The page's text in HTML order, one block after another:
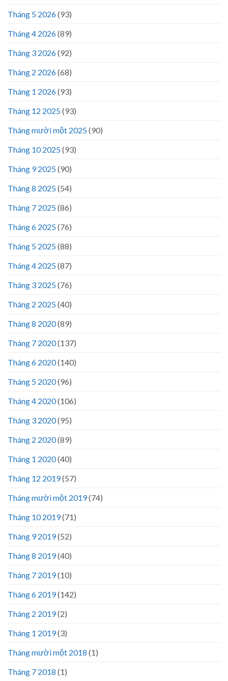
Tháng 5 2026(93)
Tháng 4 2026(89)
Tháng 3 2026(92)
Tháng 2 2026(68)
Tháng 1 2026(93)
Tháng 12 2025(93)
Tháng mười một 2025(90)
Tháng 10 2025(93)
Tháng 9 2025(90)
Tháng 8 2025(54)
Tháng 7 2025(86)
Tháng 6 2025(76)
Tháng 5 2025(88)
Tháng 4 2025(87)
Tháng 3 2025(76)
Tháng 2 2025(40)
Tháng 8 2020(89)
Tháng 7 2020(137)
Tháng 6 2020(140)
Tháng 5 2020(96)
Tháng 4 2020(106)
Tháng 3 2020(95)
Tháng 2 2020(89)
Tháng 1 2020(40)
Tháng 12 2019(57)
Tháng mười một 2019(74)
Tháng 10 2019(71)
Tháng 9 2019(52)
Tháng 8 2019(40)
Tháng 7 2019(10)
Tháng 6 2019(142)
Tháng 2 2019(2)
Tháng 1 2019(3)
Tháng mười một 2018 (1)
Tháng 7 2018 (1)